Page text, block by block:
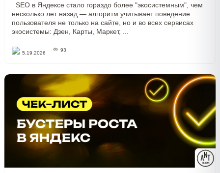
SEO в Яндексе стало гораздо более "экосистемным", чем
несколько лет назад — алгоритм учитывает поведение
пользователя не только на сайте, но и во всех сервисах
экосистемы: Дзен, Карты, Маркет, ...
5.19.2026
93